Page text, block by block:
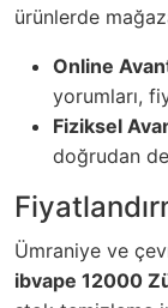
ürünlerde
Online
yorumları,
Fiziksel
doğrudan
Ümraniye ve
ibvape 12000